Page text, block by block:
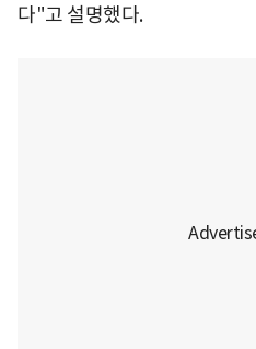
다"고 설명했다.